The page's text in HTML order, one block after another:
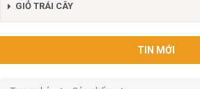
GIỎ TRÁI CÂY
TIN MỚI